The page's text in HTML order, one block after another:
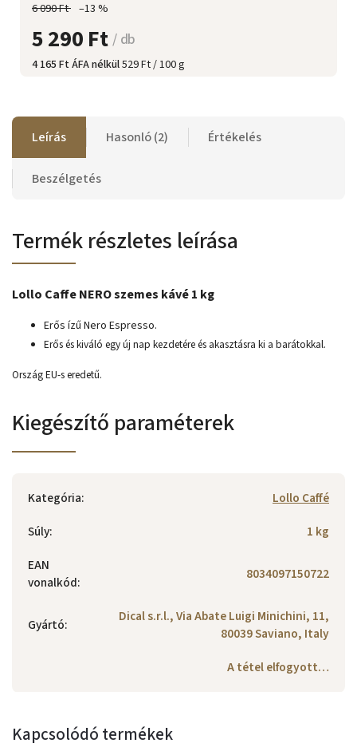
6 090 Ft –13 %
5 290 Ft/ db
4 165 Ft ÁFA nélkül529 Ft / 100 g
Leírás Hasonló (2) Értékelés
Beszélgetés
Termék részletes leírása
Lollo Caffe NERO szemes kávé 1 kg
Erős ízű Nero Espresso.
Erős és kiváló egy új nap kezdetére és akasztásra ki a barátokkal.
Ország EU-s eredetű.
Kiegészítő paraméterek
Kategória:
Lollo Caffé
Súly:
1 kg
EAN
vonalkód: 8034097150722
Gyártó:
Dical s.r.l., Via Abate Luigi Minichini, 11,
80039 Saviano, Italy
A tétel elfogyott…
Kapcsolódó termékek